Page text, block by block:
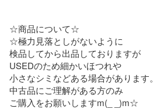
☆商品について☆
☆極力見落としがないように
検品してから出品しておりますが
USEDのため細かいほつれや
小さなシミなどある場合があります。
中古品にご理解がある方のみ
ご購入をお願いしますm(_ _)m☆